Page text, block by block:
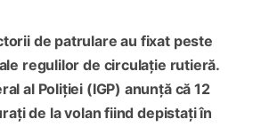
de patrulare au fixat peste
regulilor de circulație rutieră.
al Poliției (IGP) anunță că 12
de la volan fiind depistați în